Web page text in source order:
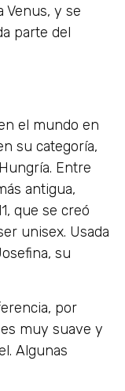
Venus, y se
parte del
el mundo en
su categoría,
Entre
antigua,
que se creó
unisex. Usada
su
por
muy suave y
Algunas